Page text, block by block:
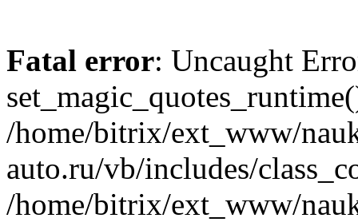
Fatal error: Uncaught
/home/bitrix/ext_www/
auto.ru/vb/includes/
/home/bitrix/ext_www/